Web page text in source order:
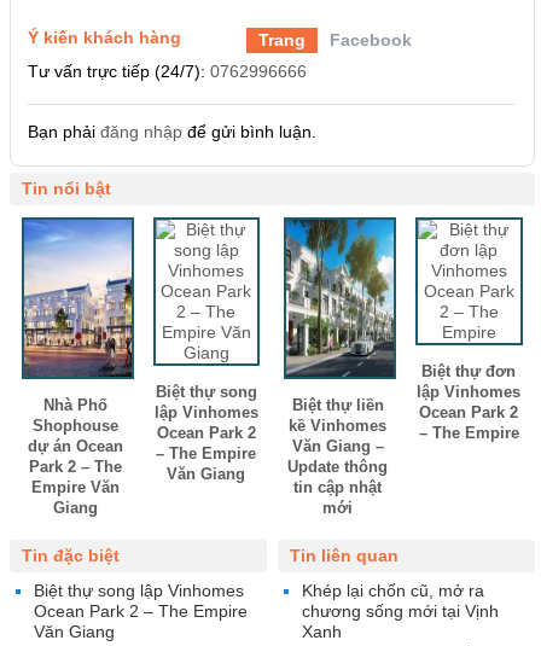
Ý kiến khách hàng Trang
Facebook
Tư vấn trực tiếp (24/7): 0762996666
Bạn phải đăng nhập để gửi bình luận.
Tin nổi bật
Nhà Phố
Shophouse
dự án Ocean
Park 2 – The
Empire Văn
Giang
Biệt thự song
lập Vinhomes
Ocean Park 2
– The Empire
Văn Giang
Biệt thự liền
kề Vinhomes
Văn Giang –
Update thông
tin cập nhật
mới
Biệt thự đơn
lập Vinhomes
Ocean Park 2
– The Empire
Tin liên quan
Khép lại chốn cũ, mở ra
chương sống mới tại Vịnh
Xanh
Tin đặc biệt
Biệt thự song lập Vinhomes
Ocean Park 2 – The Empire
Văn Giang